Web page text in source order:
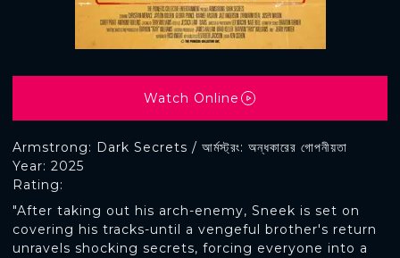
Armstrong: Dark Secrets / আর্মস্ট্রং: অন্ধকারের গোপনীয়তা
Rating:
Year: 2025
"After taking out his arch-enemy, Sneek is set on
covering his tracks-until a vengeful brother's return
unravels shocking secrets, forcing everyone into a
Watch Online